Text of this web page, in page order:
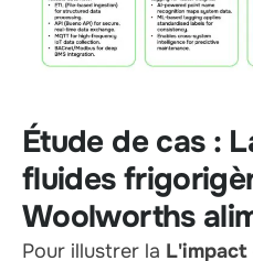
Étude de cas :
fluides
Woolworths
Pour illustrer la L'impact